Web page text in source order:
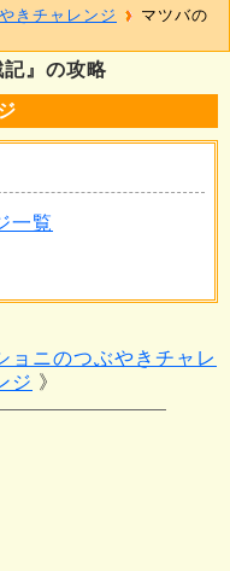
記』の攻略
一覧
ョニのつぶやきチャレ
ジ
きチャレンジ
マツバの